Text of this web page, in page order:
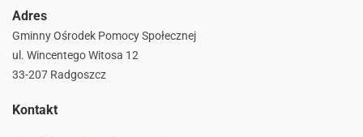
Adres
Gminny Ośrodek Pomocy Społecznej
ul. Wincentego Witosa 12
33-207 Radgoszcz
Kontakt